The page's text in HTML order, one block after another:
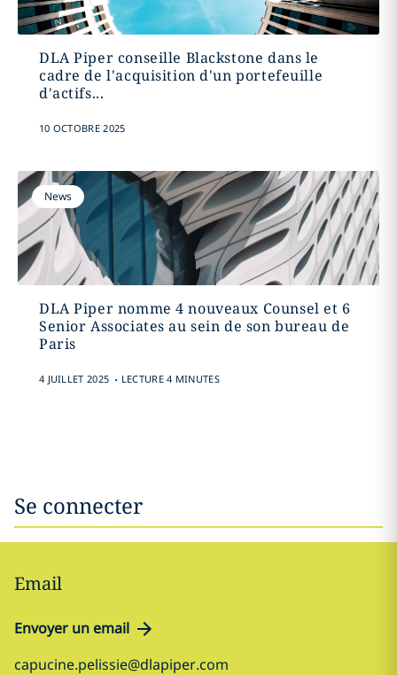
DLA Piper conseille Blackstone dans le
cadre de l'acquisition d'un portefeuille
d'actifs...
10 OCTOBRE 2025
News
DLA Piper nomme 4 nouveaux Counsel et 6
Senior Associates au sein de son bureau de
Paris
4 JUILLET 2025 . LECTURE 4 MINUTES
Se connecter
Email
Envoyer un email
capucine.pelissie@dlapiper.com